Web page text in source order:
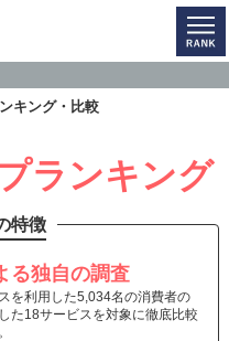
キング・比較
ランキング
特徴
る独自の調査
を利用した5,034名の消費者の
た18サービスを対象に徹底比較
。